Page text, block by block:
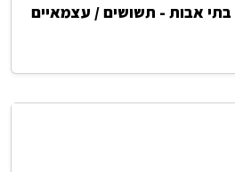
בתי אבות - תשושים / עצמאיים